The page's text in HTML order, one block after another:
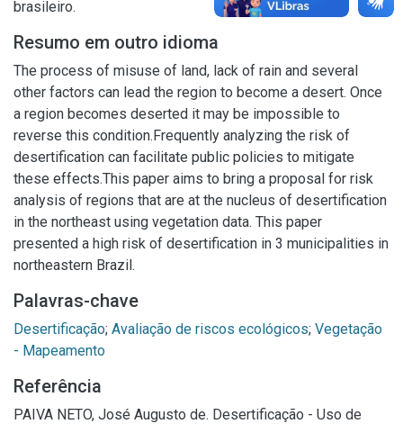
brasileiro.
Resumo em outro idioma
The process of misuse of land, lack of rain and several
other factors can lead the region to become a desert. Once
a region becomes deserted it may be impossible to
reverse this condition.Frequently analyzing the risk of
desertification can facilitate public policies to mitigate
these effects.This paper aims to bring a proposal for risk
analysis of regions that are at the nucleus of desertification
in the northeast using vegetation data. This paper
presented a high risk of desertification in 3 municipalities in
northeastern Brazil.
Palavras-chave
Desertificação; Avaliação de riscos ecológicos; Vegetação
- Mapeamento
Referência
PAIVA NETO, José Augusto de. Desertificação - Uso de